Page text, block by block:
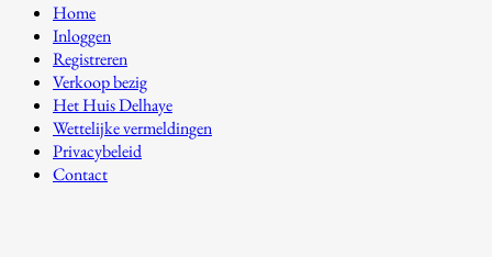
Home
Inloggen
Registreren
Verkoop bezig
Het Huis Delhaye
Wettelijke vermeldingen
Privacybeleid
Contact